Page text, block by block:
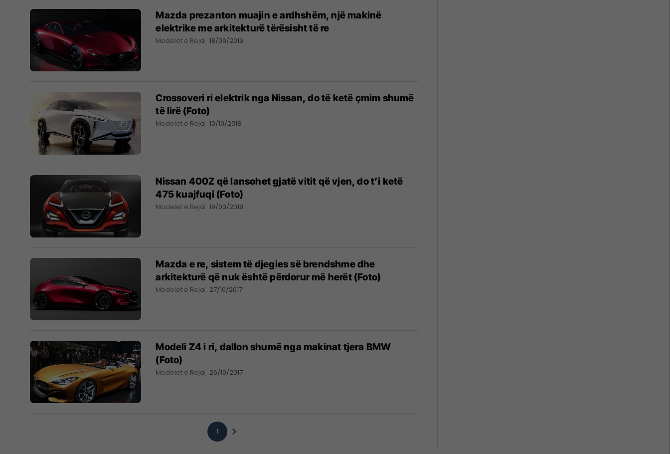
Mazda prezanton muajin e ardhshëm, një makinë
elektrike me arkitekturë tërësisht të re
Modelet e Reja 18/09/2019
Crossoveri ri elektrik nga Nissan, do të ketë çmim shumë
të lirë (Foto)
Modelet e Reja 10/10/2018
Nissan 400Z që lansohet gjatë vitit që vjen, do t’i ketë
475 kuajfuqi (Foto)
Modelet e Reja 19/03/2018
Mazda e re, sistem të djegies së brendshme dhe
arkitekturë që nuk është përdorur më herët (Foto)
Modelet e Reja 27/10/2017
Modeli Z4 i ri, dallon shumë nga makinat tjera BMW
(Foto)
Modelet e Reja 26/10/2017
1